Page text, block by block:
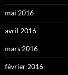
mai 2016
avril 2016
mars 2016
février 2016